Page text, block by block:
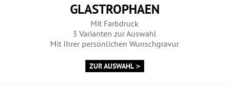
POKALSERIEN
Österreichs größte Auswahl
Vom Minicup
bis Prunkpokal!
Wahlweise mit Figur oderMotiv
MIT PERSÖNLICHER GRAVUR
ZUR AUSWAHL